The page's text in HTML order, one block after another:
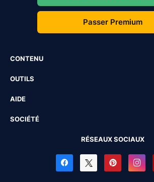
Passer Premium
CONTENU
OUTILS
AIDE
SOCIÉTÉ
RÉSEAUX SOCIAUX